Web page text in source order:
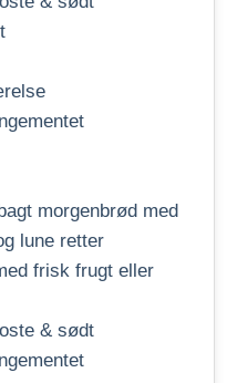
morgenbrød med
lune retter
frisk frugt eller
& sødt